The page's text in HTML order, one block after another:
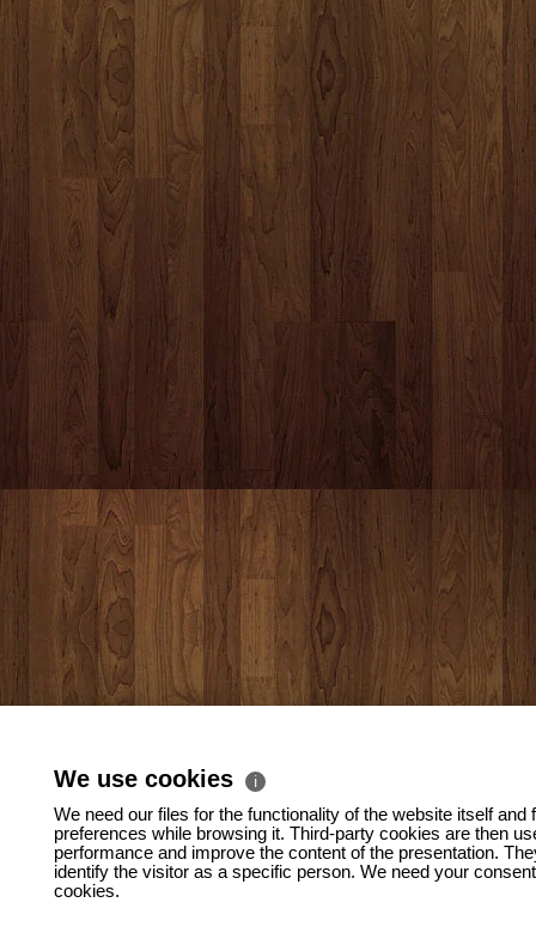
We use cookies ℹ
We need our files for the functionality of the website itself and
preferences while browsing it. Third-party cookies are then
performance and improve the content of the presentation.
identify the visitor as a specific person. We need your
cookies.